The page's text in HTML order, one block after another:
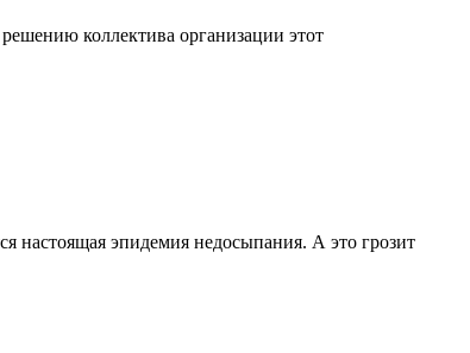
коллектива организации этот
настоящая эпидемия недосыпания. А это грозит